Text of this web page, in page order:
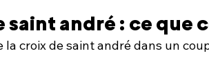
saint andré : ce que
la croix de saint andré dans un